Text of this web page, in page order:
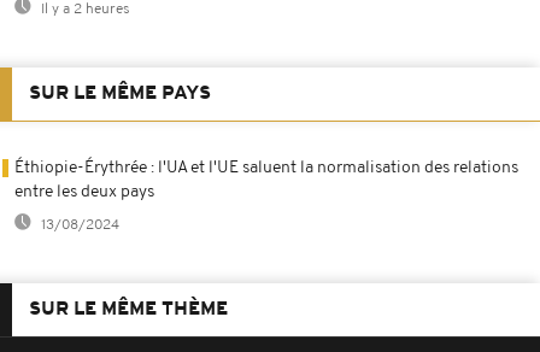
Il y a 2 heures
SUR LE MÊME PAYS
Éthiopie-Érythrée : l'UA et l'UE saluent la normalisation des relations
entre les deux pays
13/08/2024
SUR LE MÊME THÈME